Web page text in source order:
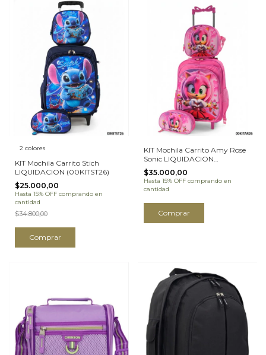
2 colores
KIT Mochila Carrito Stich
LIQUIDACION (00KITST26)
$25.000,00
Hasta 15% OFF comprando en
cantidad
$34.800,00
Comprar
KIT Mochila Carrito Amy Rose
Sonic LIQUIDACION
(00KITAR26)
$35.000,00
Hasta 15% OFF comprando en
cantidad
Comprar